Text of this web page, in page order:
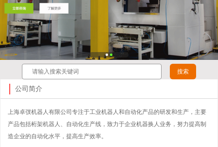
公司简介
上海卓弢机器人有限公司专注于工业机器人和自动化产品的研发和生产，主要
产品包括桁架机器人、自动化生产线，致力于企业机器换人业务，努力提高制
造企业的自动化水平，提高生产效率。